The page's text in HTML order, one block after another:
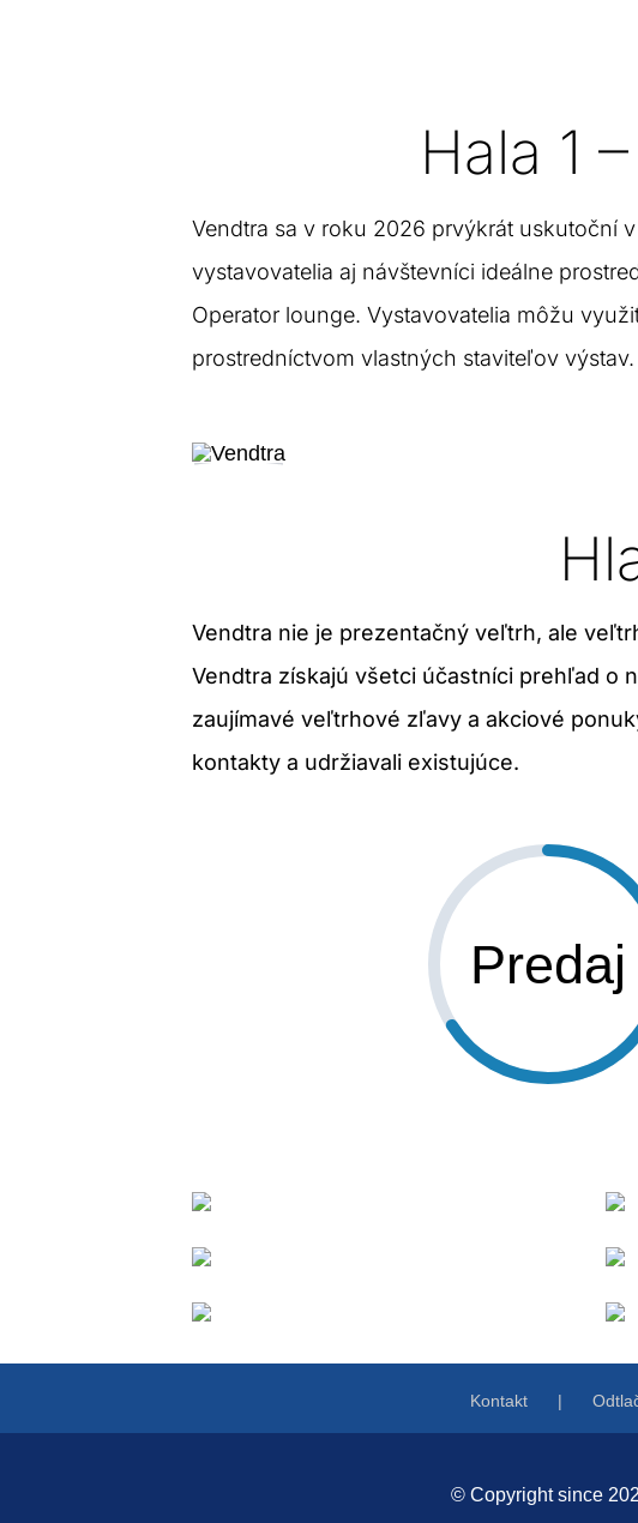
Hala 1
Vendtra sa v roku 2026 prvýkrát uskutoční
vystavovatelia aj návštevníci ideálne
Operator lounge. Vystavovatelia môžu
prostredníctvom vlastných staviteľov výstav.
Vendtra nie je prezentačný veľtrh, ale
Vendtra získajú všetci účastníci prehľad o
zaujímavé veľtrhové zľavy a akciové
kontakty a udržiavali existujúce.
Predaj
Kontakt
© Copyright since